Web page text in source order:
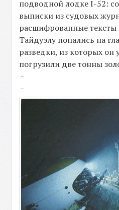
подводной лодке I-52:
выписки из судовых
расшифрованные тексты
Тайдуэлу попались на
разведки, из которых он
погрузили две тонны
-
-